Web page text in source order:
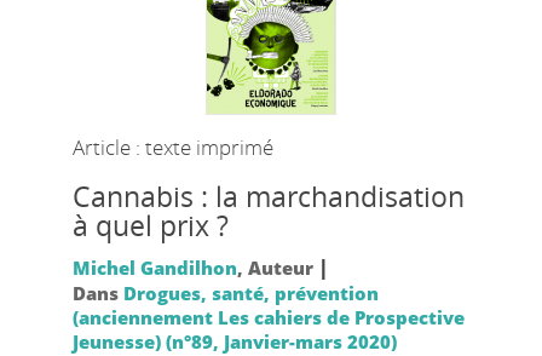
Article : texte imprimé
Cannabis : la marchandisation
à quel prix ?
Michel Gandilhon, Auteur |
Dans Drogues, santé, prévention
(anciennement Les cahiers de Prospective
Jeunesse) (n°89, Janvier-mars 2020)